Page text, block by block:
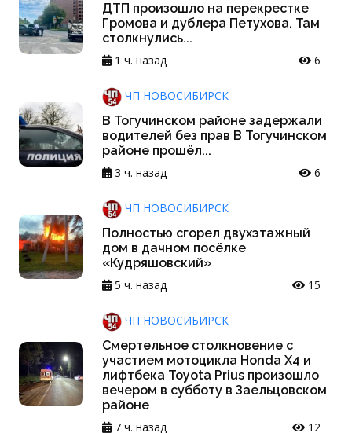
ДТП произошло на перекрестке
Громова и дублера Петухова. Там
столкнулись...
1 ч. назад
6
ЧП НОВОСИБИРСК
В Тогучинском районе задержали
водителей без прав В Тогучинском
районе прошёл...
3 ч. назад
6
ЧП НОВОСИБИРСК
Полностью сгорел двухэтажный
дом в дачном посёлке
«Кудряшовский»
5 ч. назад
15
ЧП НОВОСИБИРСК
Смертельное столкновение с
участием мотоцикла Honda X4 и
лифтбека Toyota Prius произошло
вечером в субботу в Заельцовском
районе
7 ч. назад
12